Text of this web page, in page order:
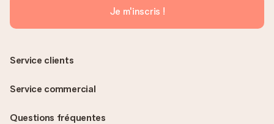
Je m'inscris !
Questions fréquentes
Service clients
Service commercial